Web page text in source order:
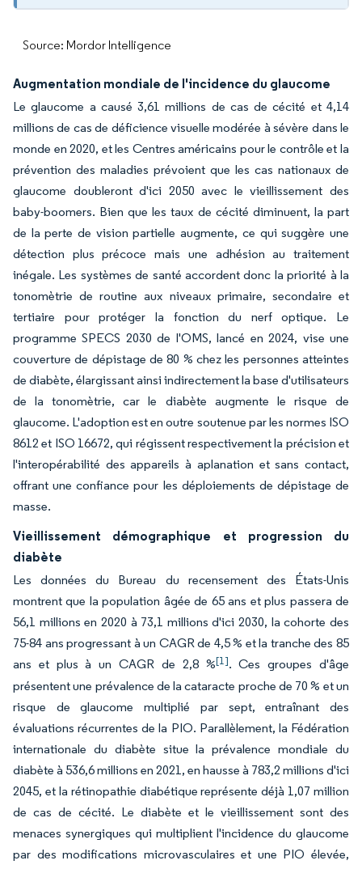
Source: Mordor Intelligence
Augmentation mondiale de l'incidence du glaucome
Le glaucome a causé 3,61 millions de cas de cécité et 4,14
millions de cas de déficience visuelle modérée à sévère dans le
monde en 2020, et les Centres américains pour le contrôle et la
prévention des maladies prévoient que les cas nationaux de
glaucome doubleront d'ici 2050 avec le vieillissement des
baby-boomers. Bien que les taux de cécité diminuent, la part
de la perte de vision partielle augmente, ce qui suggère une
détection plus précoce mais une adhésion au traitement
inégale. Les systèmes de santé accordent donc la priorité à la
tonomètrie de routine aux niveaux primaire, secondaire et
tertiaire pour protéger la fonction du nerf optique. Le
programme SPECS 2030 de l'OMS, lancé en 2024, vise une
couverture de dépistage de 80 % chez les personnes atteintes
de diabète, élargissant ainsi indirectement la base d'utilisateurs
de la tonomètrie, car le diabète augmente le risque de
glaucome. L'adoption est en outre soutenue par les normes ISO
8612 et ISO 16672, qui régissent respectivement la précision et
l'interopérabilité des appareils à aplanation et sans contact,
offrant une confiance pour les déploiements de dépistage de
masse.
Vieillissement démographique et progression du
diabète
Les données du Bureau du recensement des États-Unis
montrent que la population âgée de 65 ans et plus passera de
56,1 millions en 2020 à 73,1 millions d'ici 2030, la cohorte des
75-84 ans progressant à un CAGR de 4,5 % et la tranche des 85
ans et plus à un CAGR de 2,8 %[1]. Ces groupes d'âge
présentent une prévalence de la cataracte proche de 70 % et un
risque de glaucome multiplié par sept, entraînant des
évaluations récurrentes de la PIO. Parallèlement, la Fédération
internationale du diabète situe la prévalence mondiale du
diabète à 536,6 millions en 2021, en hausse à 783,2 millions d'ici
2045, et la rétinopathie diabétique représente déjà 1,07 million
de cas de cécité. Le diabète et le vieillissement sont des
menaces synergiques qui multiplient l'incidence du glaucome
par des modifications microvasculaires et une PIO élevée,